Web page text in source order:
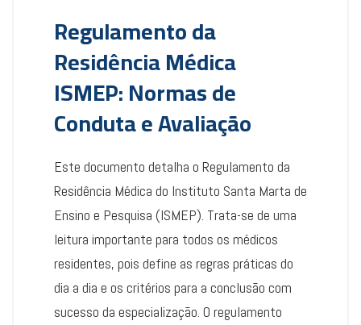
Regulamento da
Residência Médica
ISMEP: Normas de
Conduta e Avaliação
Este documento detalha o Regulamento da
Residência Médica do Instituto Santa Marta de
Ensino e Pesquisa (ISMEP). Trata-se de uma
leitura importante para todos os médicos
residentes, pois define as regras práticas do
dia a dia e os critérios para a conclusão com
sucesso da especialização. O regulamento